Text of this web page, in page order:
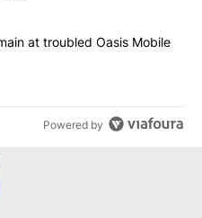
remain at troubled
at troubled Oasis Mobile
Powered by